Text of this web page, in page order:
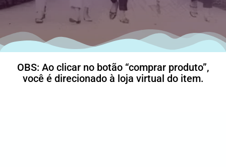
OBS: Ao clicar no botão “comprar produto”,
você é direcionado à loja virtual do item.